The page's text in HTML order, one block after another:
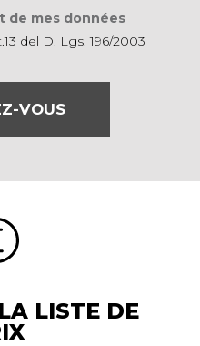
de mes données
del D. Lgs. 196/2003
VOUS
LISTE DE